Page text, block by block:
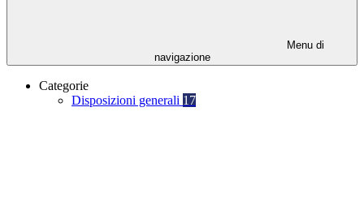
Menu di
navigazione
Categorie
Disposizioni generali 17